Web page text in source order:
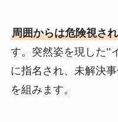
周囲からは危険視さ
す。突然姿を現した’’
に指名され、未解決
を組みます。